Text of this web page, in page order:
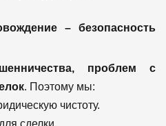
– безопасность
проблем с
. Поэтому мы:
чистоту.
сделки.